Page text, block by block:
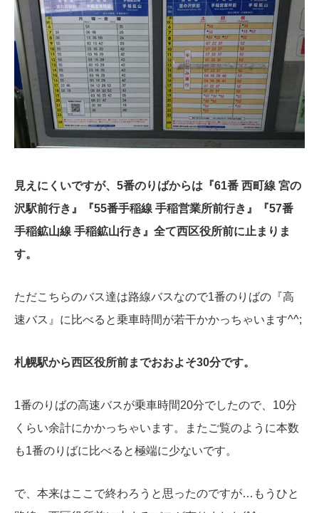
見えにくいですが、5番のりばからは『61番 西町線 宮の
沢駅前行き』『55番手稲線 手稲営業所前行き』『57番
手稲鉱山線 手稲鉱山行き』全て西区役所前に止まりま
す。
ただこちらのバス達は路線バスなので1番のりばの『高
速バス』に比べると乗車時間が若干かかっちゃいます^^;
札幌駅から西区役所前までおおよそ30分です。
1番のりばの高速バスが乗車時間20分でしたので、10分
くらい余計にかかっちゃいます。
またご覧のように本数
も1番のりばに比べると極端に少ないです。
で、本来はここで終わろうと思ったのですが…もうひと